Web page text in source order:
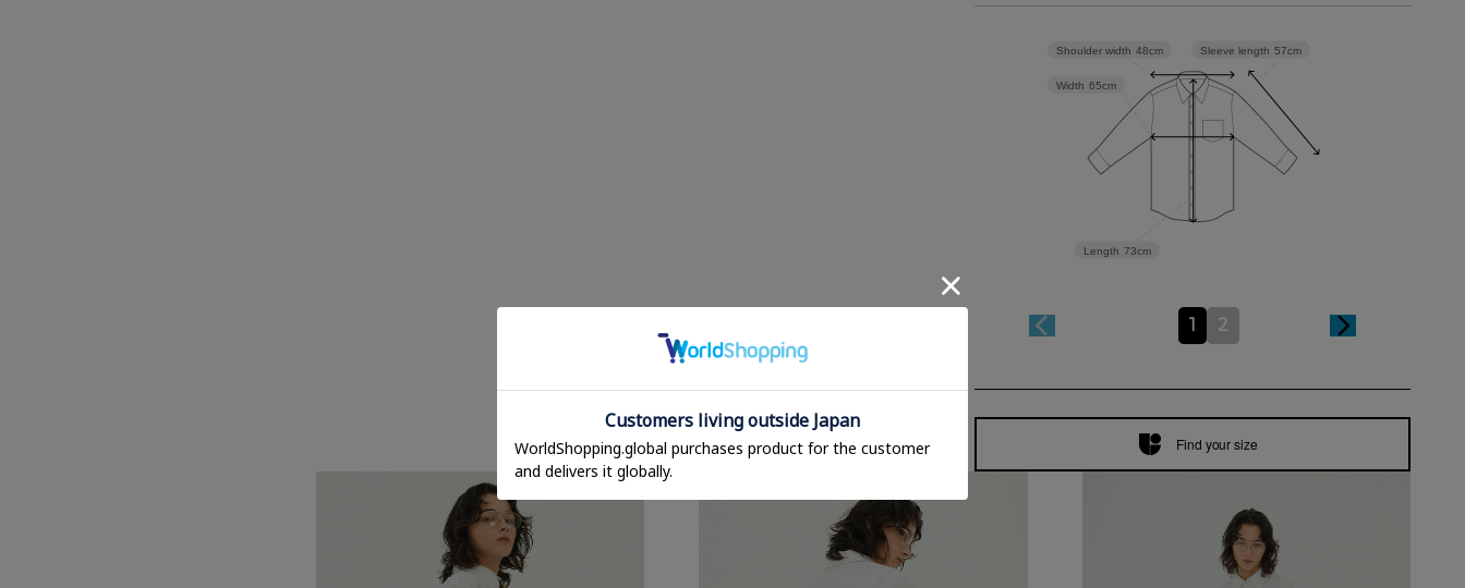
Sleeve length 57cm
Length 73cm
Width 65cm
Shoulder width 48cm
1 2
Find your size